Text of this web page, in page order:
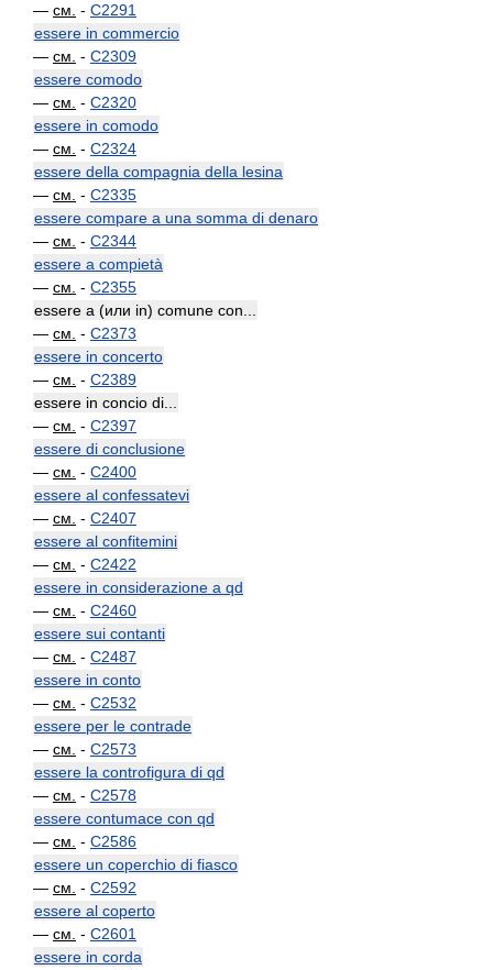
— см. - C2291
essere in commercio
— см. - C2309
essere comodo
— см. - C2320
essere in comodo
— см. - C2324
essere della compagnia della lesina
— см. - C2335
essere compare a una somma di denaro
— см. - C2344
essere a compietà
— см. - C2355
essere a (или in) comune con...
— см. - C2373
essere in concerto
— см. - C2389
essere in concio di...
— см. - C2397
essere di conclusione
— см. - C2400
essere al confessatevi
— см. - C2407
essere al confitemini
— см. - C2422
essere in considerazione a qd
— см. - C2460
essere sui contanti
— см. - C2487
essere in conto
— см. - C2532
essere per le contrade
— см. - C2573
essere la controfigura di qd
— см. - C2578
essere contumace con qd
— см. - C2586
essere un coperchio di fiasco
— см. - C2592
essere al coperto
— см. - C2601
essere in corda